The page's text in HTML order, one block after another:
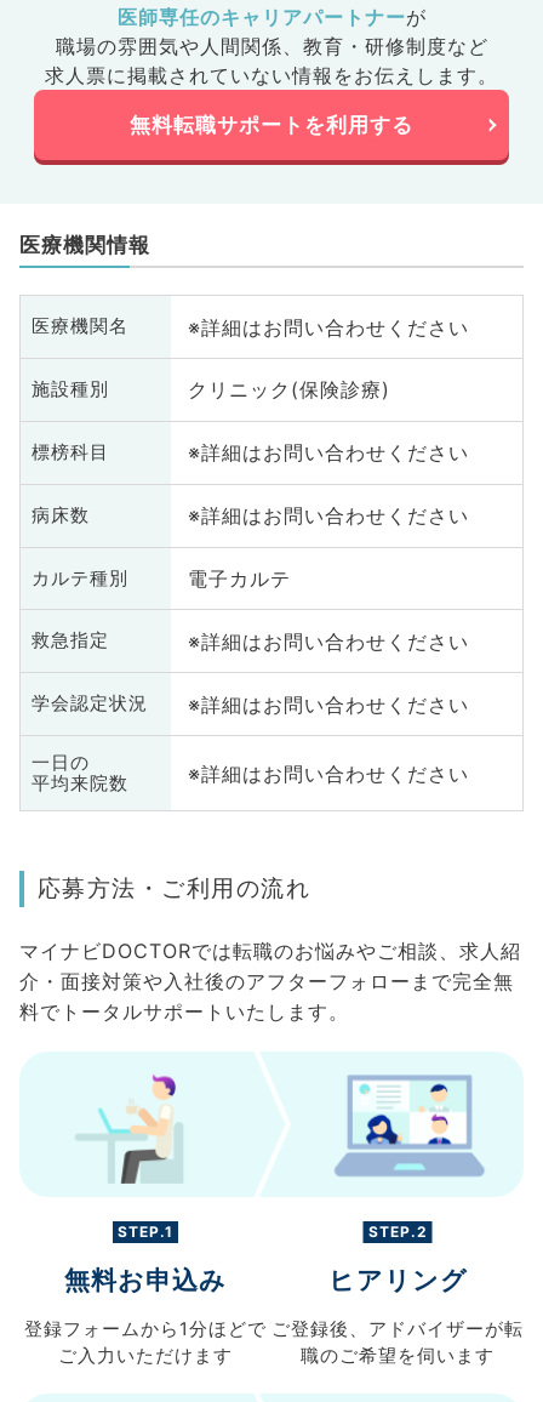
医師専任のキャリアパートナーが
職場の雰囲気や人間関係、 教育・研修制度など
求人票に掲載されていない情報をお伝えします。
無料転職サポートを利用する
医療機関情報
医療機関名 ※詳細はお問い合わせください
施設種別 クリニック(保険診療)
標榜科目 ※詳細はお問い合わせください
病床数 ※詳細はお問い合わせください
カルテ種別 電子カルテ
救急指定 ※詳細はお問い合わせください
学会認定状況 ※詳細はお問い合わせください
一日の
平均来院数
※詳細はお問い合わせください
応募方法・ご利用の流れ
マイナビDOCTORでは転職のお悩みやご相談、求人紹
介・面接対策や入社後のアフターフォローまで完全無
料でトータルサポートいたします。
STEP.1
無料お申込み
登録フォームから 1分ほどで
ご入力 いただけます
STEP.2
ヒアリング
ご登録後、 アドバイザーが転
職のご希望を伺います